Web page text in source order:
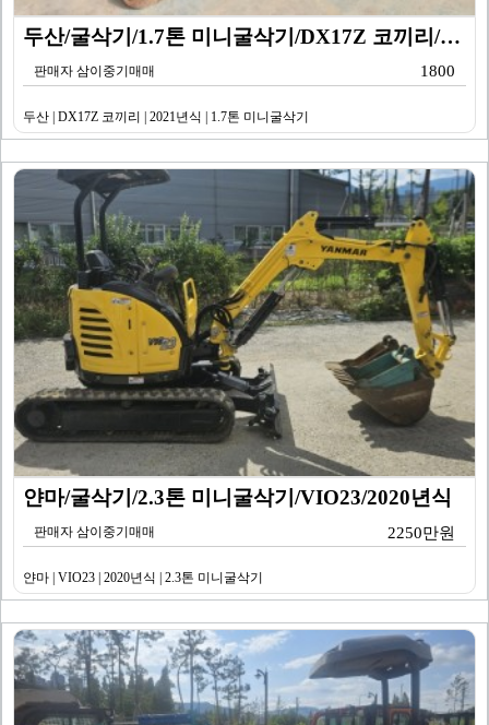
두산/굴삭기/1.7톤 미니굴삭기/DX17Z 코끼리/20…
판매자 삼이중기매매 1800
두산 | DX17Z 코끼리 | 2021년식 | 1.7톤 미니굴삭기
얀마/굴삭기/2.3톤 미니굴삭기/VIO23/2020년식
판매자 삼이중기매매 2250만원
얀마 | VIO23 | 2020년식 | 2.3톤 미니굴삭기